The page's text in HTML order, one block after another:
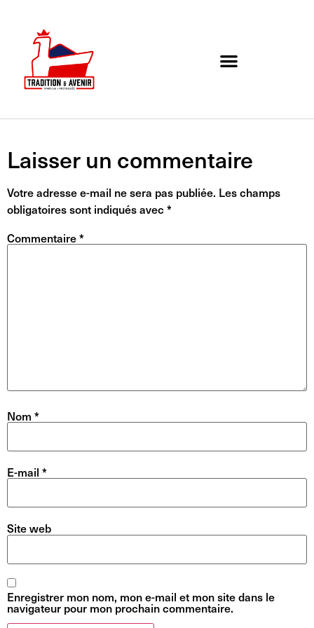
Laisser un commentaire
Votre adresse e-mail ne sera pas publiée. Les champs
obligatoires sont indiqués avec *
Commentaire*
Nom *
E-mail *
Site web
Enregistrer mon nom, mon e-mail et mon site dans le
navigateur pour mon prochain commentaire.